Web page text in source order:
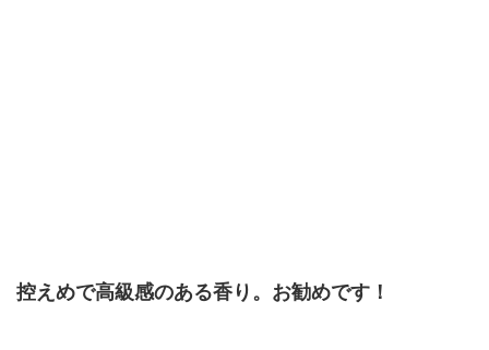
控えめで高級感のある香り。お勧めです！